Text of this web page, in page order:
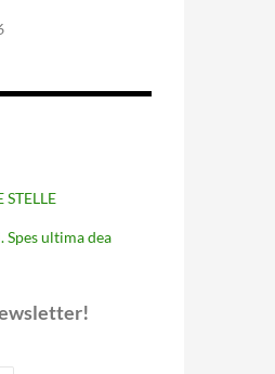
Spes ultima dea